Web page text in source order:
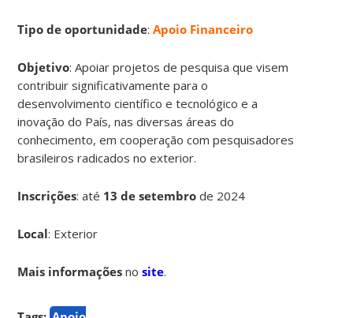
Tipo de oportunidade:Apoio Financeiro
Objetivo: Apoiar projetos de pesquisa que visem
contribuir significativamente para o
desenvolvimento científico e tecnológico e a
inovação do País, nas diversas áreas do
conhecimento, em cooperação com pesquisadores
brasileiros radicados no exterior.
Inscrições: até 13 de setembrode 2024
Local: Exterior
Mais informações nosite.